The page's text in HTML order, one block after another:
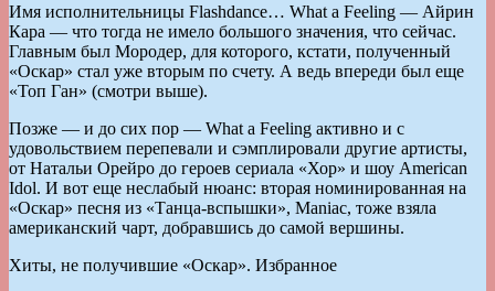
Имя исполнительницы Flashdance… What a Feeling — Айрин
Кара — что тогда не имело большого значения, что сейчас.
Главным был Мородер, для которого, кстати, полученный
«Оскар» стал уже вторым по счету. А ведь впереди был еще
«Топ Ган» (смотри выше).
Позже — и до сих пор — What a Feeling активно и с
удовольствием перепевали и сэмплировали другие артисты,
от Натальи Орейро до героев сериала «Хор» и шоу American
Idol. И вот еще неслабый нюанс: вторая номинированная на
«Оскар» песня из «Танца-вспышки», Maniac, тоже взяла
американский чарт, добравшись до самой вершины.
Хиты, не получившие «Оскар». Избранное